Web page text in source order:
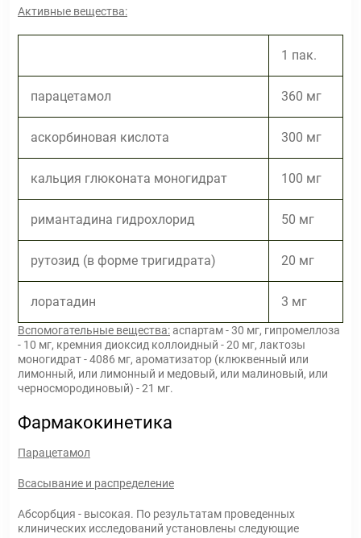
Активные вещества:
1 пак.
парацетамол 360 мг
аскорбиновая кислота 300 мг
кальция глюконата моногидрат 100 мг
римантадина гидрохлорид 50 мг
рутозид (в форме тригидрата) 20 мг
лоратадин 3 мг
Вспомогательные вещества:аспартам - 30 мг, гипромеллоза
- 10 мг, кремния диоксид коллоидный - 20 мг, лактозы
моногидрат - 4086 мг, ароматизатор (клюквенный или
лимонный, или лимонный и медовый, или малиновый, или
черносмородиновый) - 21 мг.
Фармакокинетика
Парацетамол
Всасывание и распределение
Абсорбция - высокая. По результатам проведенных
клинических исследований установлены следующие